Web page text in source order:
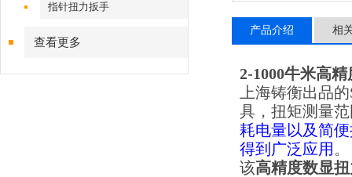
指针扭力扳手
查看更多
产品介绍 相
2-1000牛米高
上海铸衡出品的
具，扭矩测量
耗电量以及简
得到广泛应用 。
该高精度数显